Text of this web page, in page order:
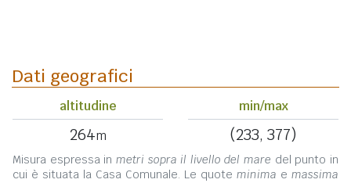
Dati geografici
altitudine
264m
min/max
(233, 377)
Misura espressa in metri sopra il livello del mare del punto in
cui è situata la Casa Comunale. Le quote minima e massima